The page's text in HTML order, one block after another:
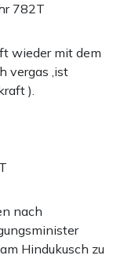
782T
wieder mit dem
vergas ,ist
).
nach
Hindukusch zu